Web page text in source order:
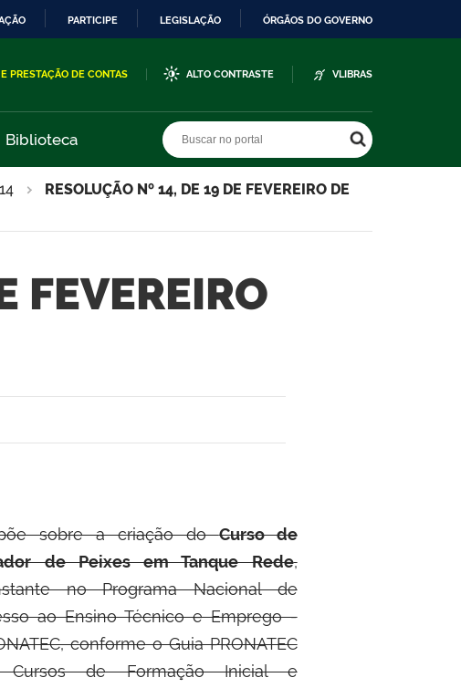
PARTICIPE LEGISLAÇÃO ÓRGÃOS DO GOVERNO
PRESTAÇÃO DE CONTAS ALTO CONTRASTE VLIBRAS
Biblioteca
RESOLUÇÃO Nº 14, DE 19 DE FEVEREIRO DE
FEVEREIRO
sobre a criação doCurso de
de Peixes em Tanque Rede,
no Programa Nacional de
ao Ensino Técnico e Emprego -
conforme o Guia PRONATEC
Cursos de Formação Inicial e